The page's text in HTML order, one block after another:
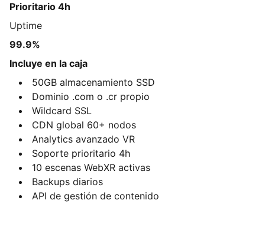
Prioritario 4h
Uptime
99.9%
Incluye en la caja
50GB almacenamiento SSD
Dominio .com o .cr propio
Wildcard SSL
CDN global 60+ nodos
Analytics avanzado VR
Soporte prioritario 4h
10 escenas WebXR activas
Backups diarios
API de gestión de contenido